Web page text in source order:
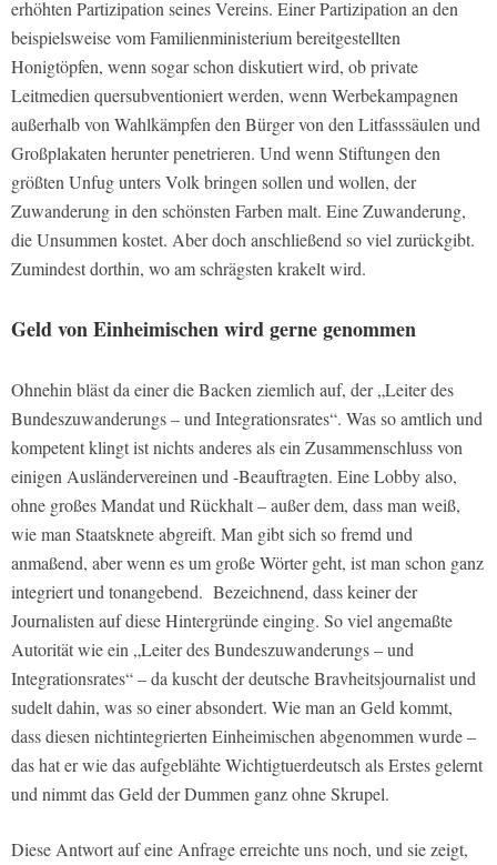
erhöhten Partizipation seines Vereins. Einer Partizipation an den
beispielsweise vom Familienministerium bereitgestellten
Honigtöpfen, wenn sogar schon diskutiert wird, ob private
Leitmedien quersubventioniert werden, wenn Werbekampagnen
außerhalb von Wahlkämpfen den Bürger von den Litfasssäulen und
Großplakaten herunter penetrieren. Und wenn Stiftungen den
größten Unfug unters Volk bringen sollen und wollen, der
Zuwanderung in den schönsten Farben malt. Eine Zuwanderung,
die Unsummen kostet. Aber doch anschließend so viel zurückgibt.
Zumindest dorthin, wo am schrägsten krakelt wird.
Geld von Einheimischen wird gerne genommen
Ohnehin bläst da einer die Backen ziemlich auf, der „Leiter des
Bundeszuwanderungs – und Integrationsrates“. Was so amtlich und
kompetent klingt ist nichts anderes als ein Zusammenschluss von
einigen Ausländervereinen und -Beauftragten. Eine Lobby also,
ohne großes Mandat und Rückhalt – außer dem, dass man weiß,
wie man Staatsknete abgreift. Man gibt sich so fremd und
anmaßend, aber wenn es um große Wörter geht, ist man schon ganz
integriert und tonangebend. Bezeichnend, dass keiner der
Journalisten auf diese Hintergründe einging. So viel angemaßte
Autorität wie ein „Leiter des Bundeszuwanderungs – und
Integrationsrates“ – da kuscht der deutsche Bravheitsjournalist und
sudelt dahin, was so einer absondert. Wie man an Geld kommt,
dass diesen nichtintegrierten Einheimischen abgenommen wurde –
das hat er wie das aufgeblähte Wichtigtuerdeutsch als Erstes gelernt
und nimmt das Geld der Dummen ganz ohne Skrupel.
Diese Antwort auf eine Anfrage erreichte uns noch, und sie zeigt,